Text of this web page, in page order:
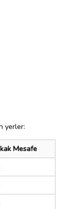
yerler:
Mesafe